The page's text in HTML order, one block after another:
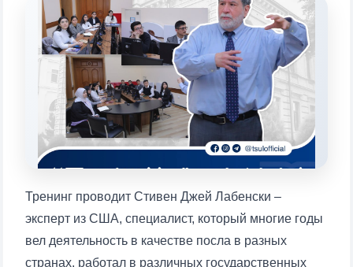
Тренинг проводит Стивен Джей Лабенски –
эксперт из США, специалист, который многие годы
вел деятельность в качестве посла в разных
странах, работал в различных государственных
Выберите тему — затем появятся
конкретные вопросы:
2. Документы (магистр) (4)
3. Собеседование (бакалавр) (8)
4. Собеседование (магистр) (5) 5. Стоимость обучения (2)
7. Колл-центр (4)